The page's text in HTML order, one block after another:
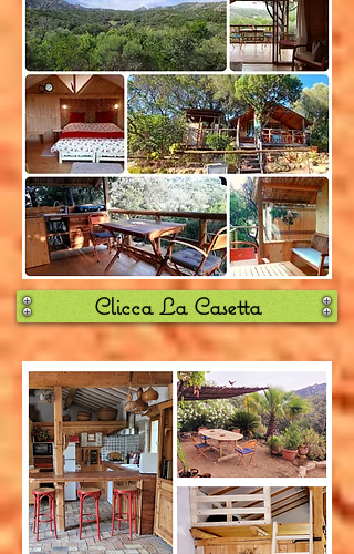
Clicca La Casetta